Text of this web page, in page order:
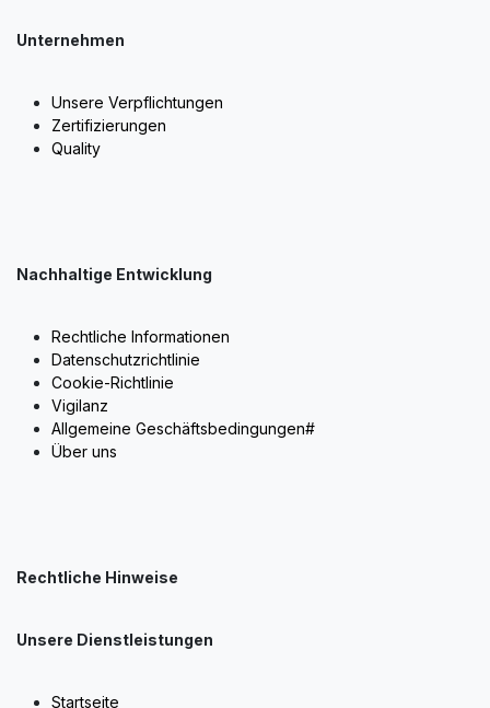
Unternehmen
Unsere Verpflichtungen
Zertifizierungen
Quality
Nachhaltige Entwicklung
Rechtliche Informationen
Datenschutzrichtlinie
Cookie-Richtlinie
Vigilanz
Allgemeine Geschäftsbedingungen#
Über uns
Rechtliche Hinweise
Unsere Dienstleistungen
Startseite